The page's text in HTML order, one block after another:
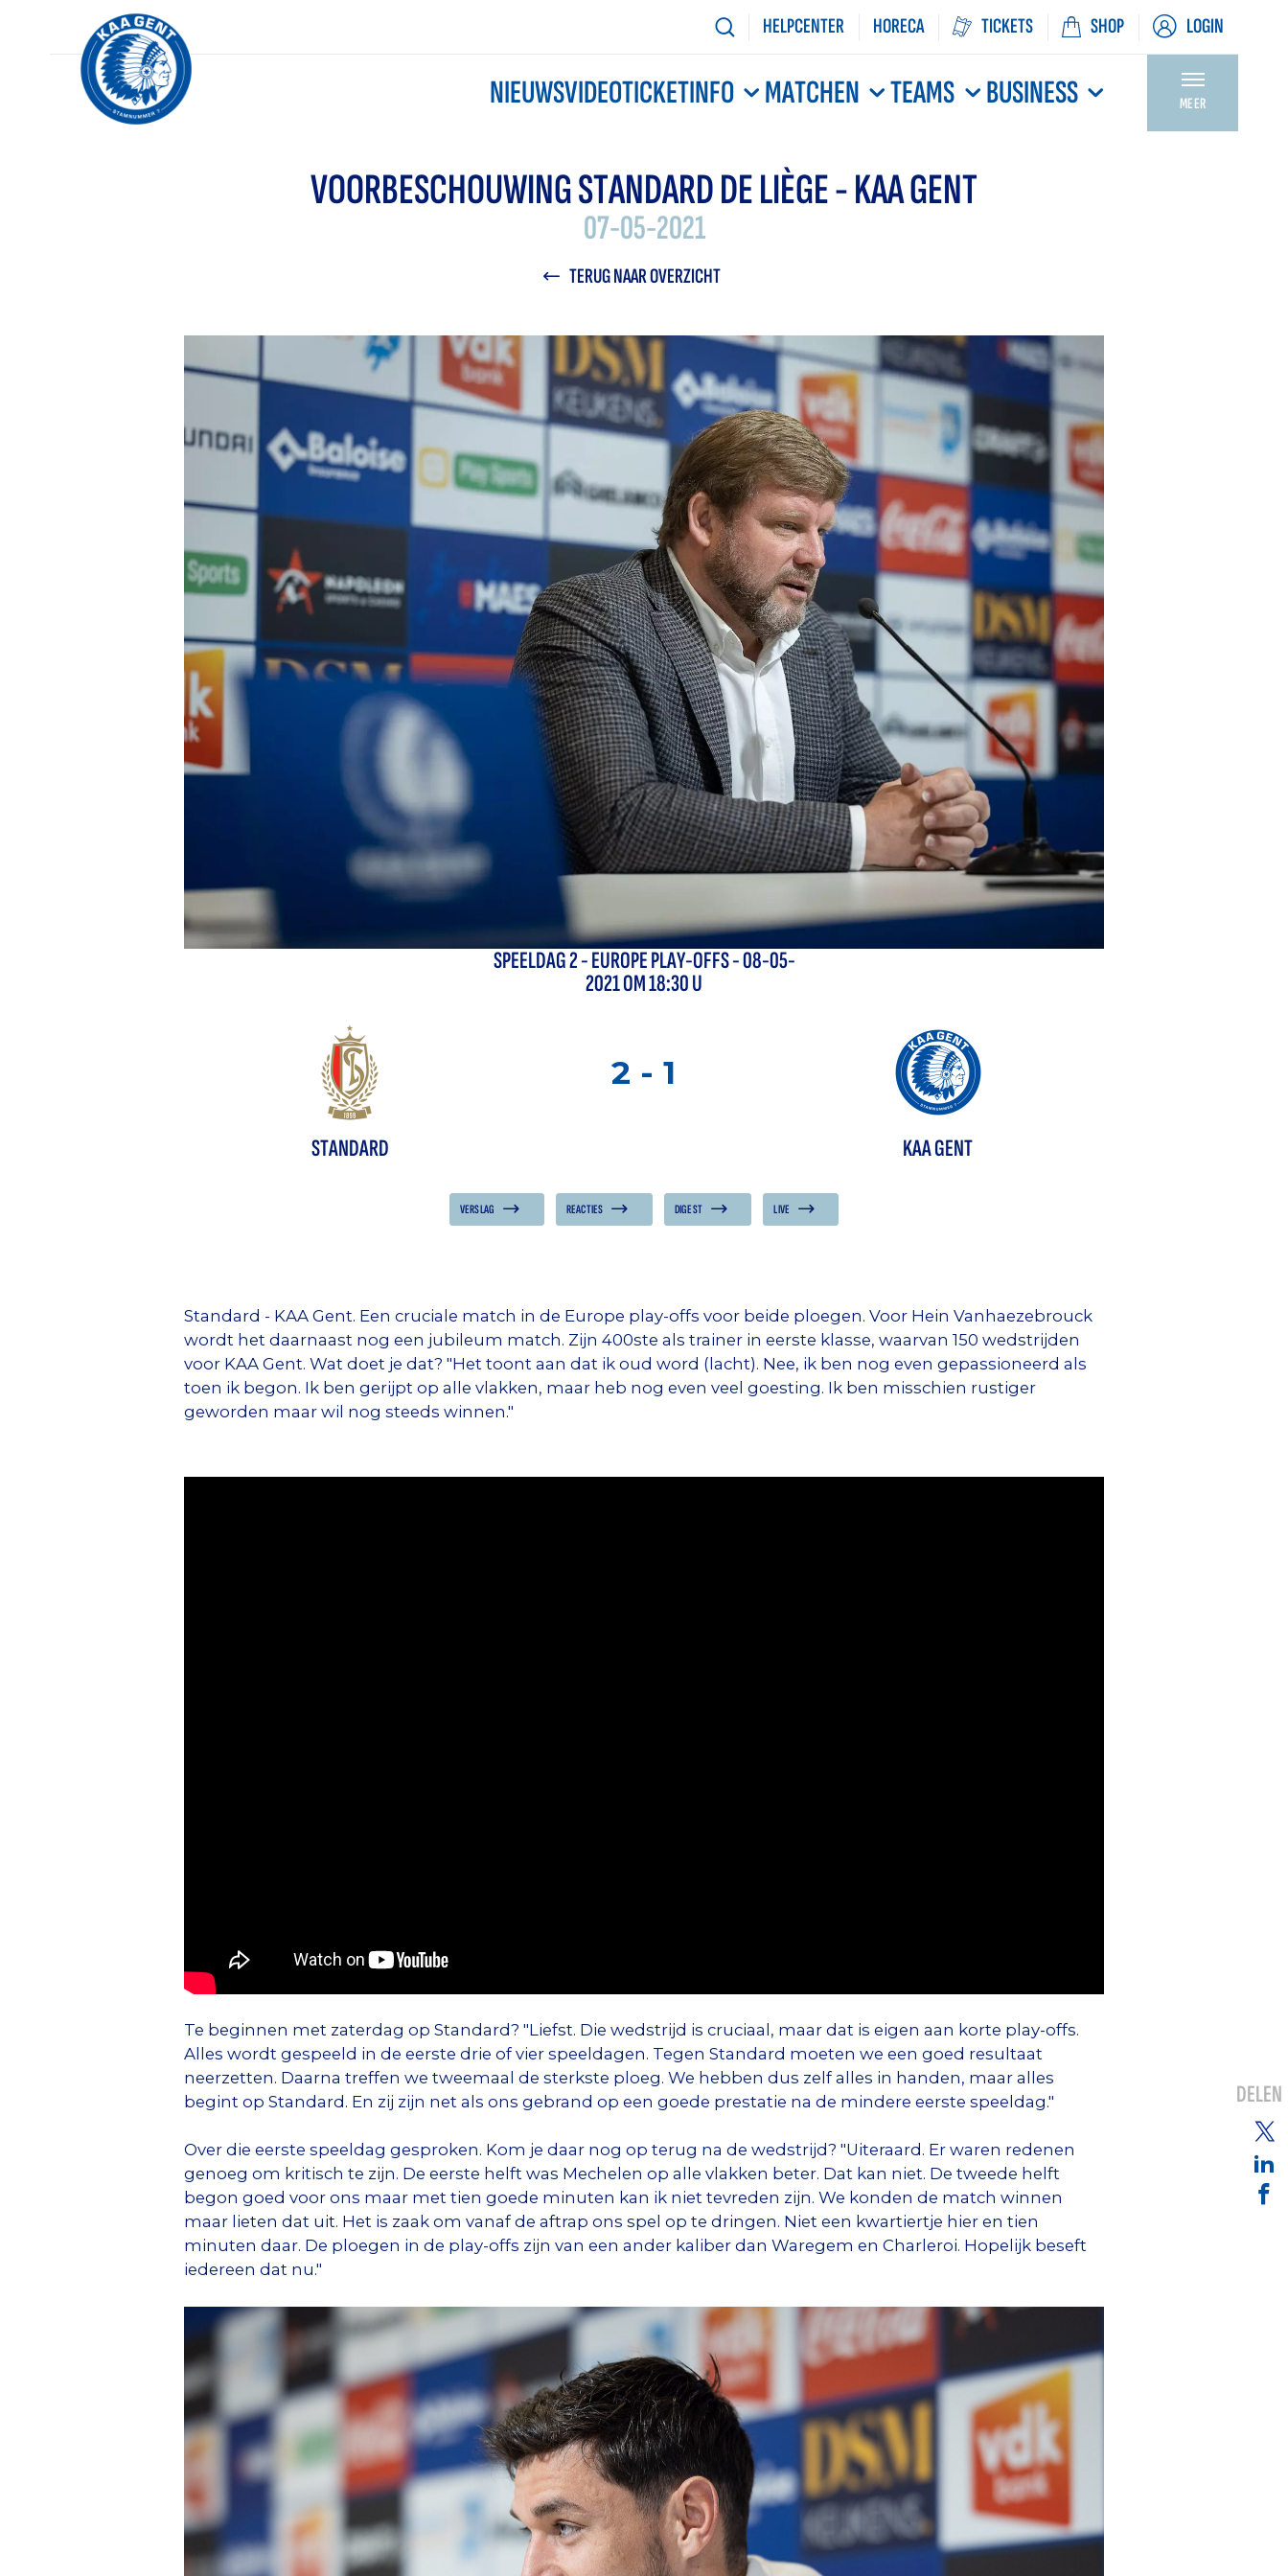
HELPCENTER HORECA TICKETS SHOP LOGIN
NIEUWSVIDEOTICKETINFO MATCHEN TEAMS BUSINESS MEER
VOORBESCHOUWING STANDARD DE LIÈGE - KAA GENT
07-05-2021
TERUG NAAR OVERZICHT
SPEELDAG2-EUROPE PLAY-OFFS- 08-05-
2021 OM 18:30 U
2 - 1
STANDARD KAA GENT
VERSLAG REACTIES DIGEST LIVE
Standard - KAA Gent. Een cruciale match in de Europe play-offs voor beide ploegen. Voor Hein Vanhaezebrouck
wordt het daarnaast nog een jubileum match. Zijn 400ste als trainer in eerste klasse, waarvan 150 wedstrijden
voor KAA Gent. Wat doet je dat? "Het toont aan dat ik oud word (lacht). Nee, ik ben nog even gepassioneerd als
toen ik begon. Ik ben gerijpt op alle vlakken, maar heb nog even veel goesting. Ik ben misschien rustiger
geworden maar wil nog steeds winnen."
Te beginnen met zaterdag op Standard? "Liefst. Die wedstrijd is cruciaal, maar dat is eigen aan korte play-offs.
Alles wordt gespeeld in de eerste drie of vier speeldagen. Tegen Standard moeten we een goed resultaat
neerzetten. Daarna treffen we tweemaal de sterkste ploeg. We hebben dus zelf alles in handen, maar alles
begint op Standard. En zij zijn net als ons gebrand op een goede prestatie na de mindere eerste speeldag."
Over die eerste speeldag gesproken. Kom je daar nog op terug na de wedstrijd? "Uiteraard. Er waren redenen
genoeg om kritisch te zijn. De eerste helft was Mechelen op alle vlakken beter. Dat kan niet. De tweede helft
begon goed voor ons maar met tien goede minuten kan ik niet tevreden zijn. We konden de match winnen
maar lieten dat uit. Het is zaak om vanaf de aftrap ons spel op te dringen. Niet een kwartiertje hier en tien
minuten daar. De ploegen in de play-offs zijn van een ander kaliber dan Waregem en Charleroi. Hopelijk beseft
iedereen dat nu."
DELEN